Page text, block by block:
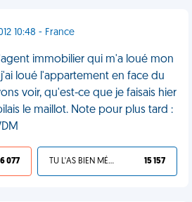
10:48 - France
immobilier qui m'a loué mon
loué l'appartement en face du
voir, qu'est-ce que je faisais hier
le maillot. Note pour plus tard :
077 TU L'AS BIEN MÉRITÉ 15 157